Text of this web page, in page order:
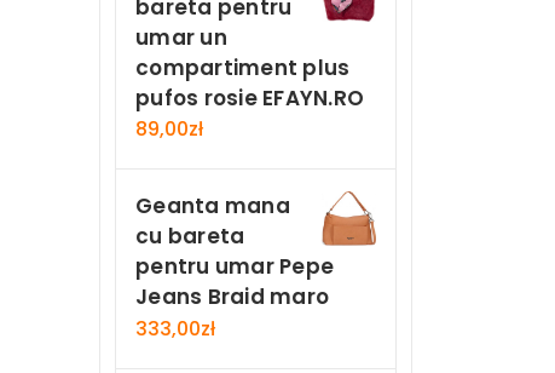
bareta pentru
umar un
compartiment plus
pufos rosie EFAYN.RO
89,00zł
Geanta mana
cu bareta
pentru umar Pepe
Jeans Braid maro
333,00zł